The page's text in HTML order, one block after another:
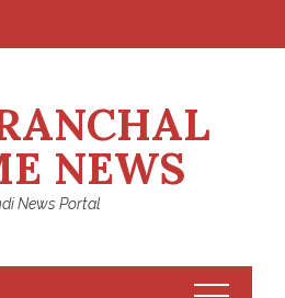
NEWS
News Portal